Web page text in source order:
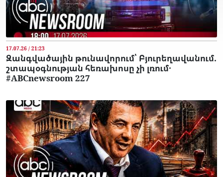
17.07.26 / 21:23
Զանգվածային թունավորում՝ Բյուրեղավանում.
շտապօգնության հեռախոսը չի լռում․
#ABCnewsroom 227